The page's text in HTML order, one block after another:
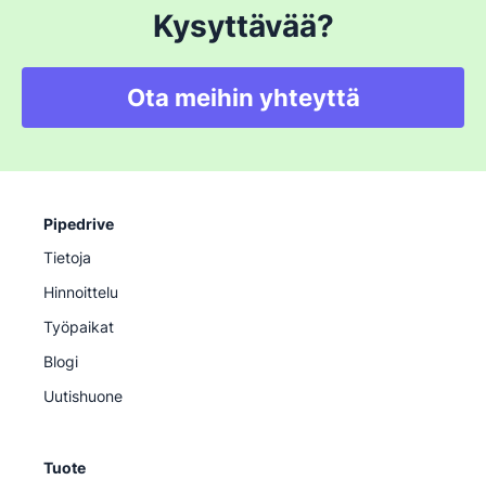
Kysyttävää?
Ota meihin yhteyttä
Pipedrive
Tietoja
Hinnoittelu
Työpaikat
Blogi
Uutishuone
Tuote